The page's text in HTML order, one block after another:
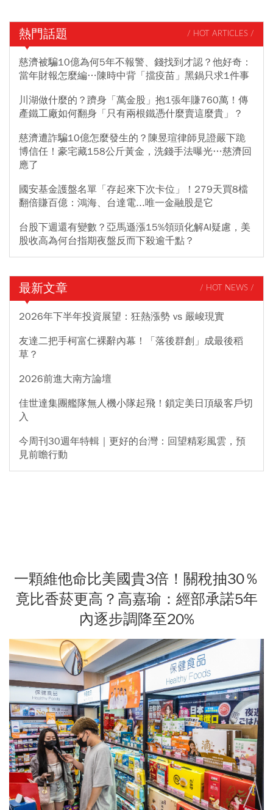
熱門話題 / HOT ARTICLES /
慈濟被騙10億為何5年不報警、錢找到才認？他好奇：
當年財報怎麼編…陳時中背「擋疫苗」黑鍋只求1件事
川湖做什麼的？躋身「萬金股」抱1張年賺760萬！傳
產鐵工廠如何翻身「只有兩根鐵憑什麼賣這麼貴」？
慈濟遭詐騙10億怎麼發生的？陳昱瑄律師見證嚴下跪
博信任！豪宅藏158公斤黃金，洗錢手法曝光…慈濟回
應了
國安基金護盤名單「存起來下次卡位」！279天買8檔
翻倍賺百億：鴻海、台達電...唯一金融股是它
台股下週還有變數？亞馬遜漲15%領頭化解AI疑慮，美
股收高為何台指期夜盤反而下殺逾千點？
最新文章 / HOT NEWS /
2026年下半年投資展望：狂熱漲勢 vs 嚴峻現實
友達二把手柯富仁裸辭內幕！「落後群創」成最後稻
草？
2026前進大南方論壇
佳世達集團艦隊無人機小隊起飛！鎖定美日頂級客戶切
入
今周刊30週年特輯｜更好的台灣：回望精彩風雲，預
見前瞻行動
一顆維他命比美國貴3倍！關稅抽30％
竟比香菸更高？高嘉瑜：經部承諾5年
內逐步調降至20%